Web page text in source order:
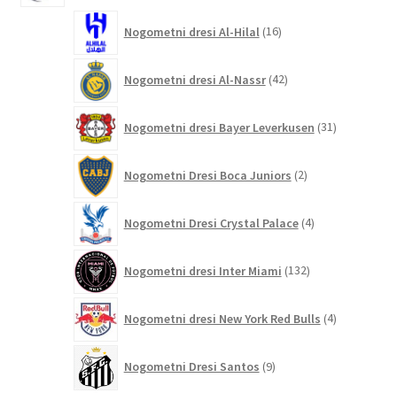
Nogometni dresi Al-Hilal 16izdelkov
Nogometni dresi Al-Nassr 42izdelkov
Nogometni dresi Bayer Leverkusen 31izdelkov
Nogometni Dresi Boca Juniors 2izdelka
Nogometni Dresi Crystal Palace 4izdelki
Nogometni dresi Inter Miami 132izdelkov
Nogometni dresi New York Red Bulls 4izdelki
Nogometni Dresi Santos 9izdelkov